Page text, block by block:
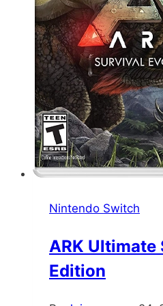
Nintendo Switch
ARK
Edition